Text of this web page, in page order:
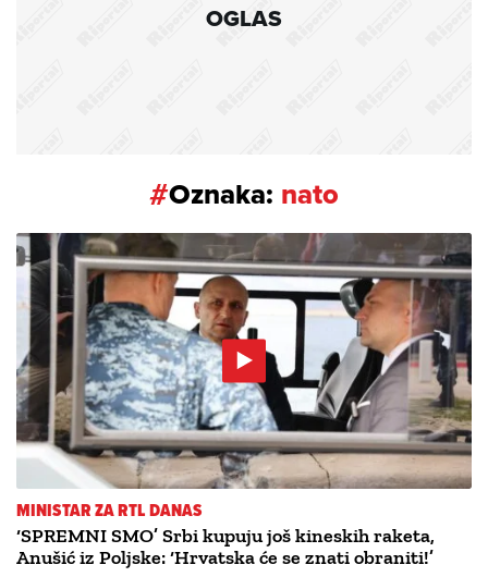
OGLAS
#Oznaka: nato
MINISTAR ZA RTL DANAS
‘SPREMNI SMO’ Srbi kupuju još kineskih raketa,
Anušić iz Poljske: ‘Hrvatska će se znati obraniti!’